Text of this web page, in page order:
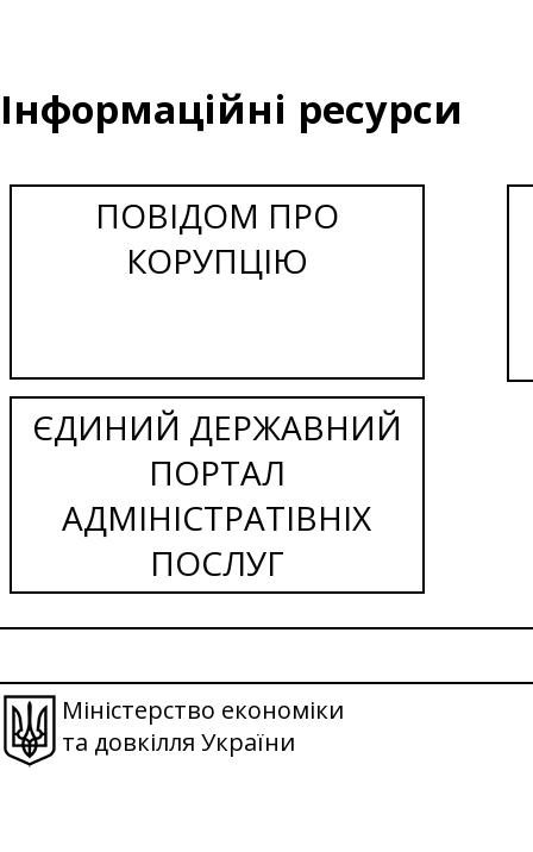
Інформаційні ресурси
ПОВІДОМ ПРО
КОРУПЦІЮ
ЄДИНИЙ ДЕРЖАВНИЙ
ПОРТАЛ
АДМІНІСТРАТІВНІХ
ПОСЛУГ
Міністерство економіки
та довкілля України